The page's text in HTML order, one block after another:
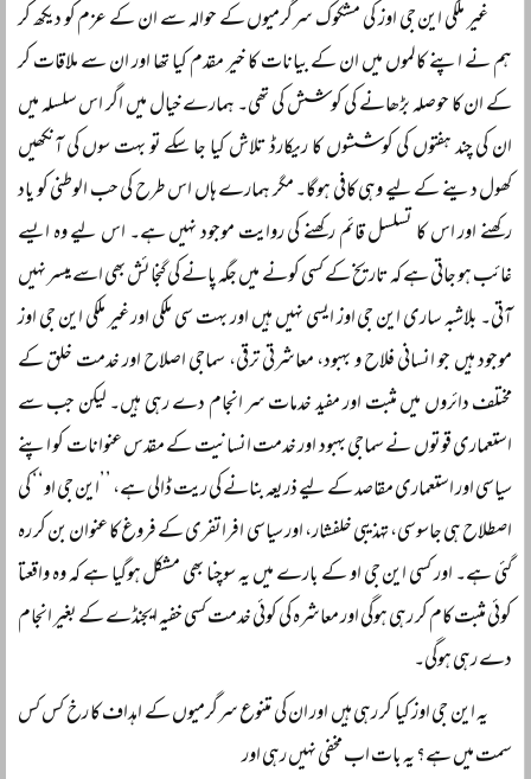
غیر ملکی این جی اوز کی مشکوک سرگرمیوں کے حوالہ سے ان کے عزم کو دیکھ کر
ہم نے اپنے کالموں میں ان کے بیانات کا خیر مقدم کیا تھا اور ان سے ملاقات کر
کے ان کا حوصلہ بڑھانے کی کوشش کی تھی۔ ہمارے خیال میں اگر اس سلسلہ میں
ان کی چند ہفتوں کی کوششوں کا ریکارڈ تلاش کیا جا سکے تو بہت سوں کی آنکھیں
کھول دینے کے لیے وہی کافی ہوگا۔ مگر ہمارے ہاں اس طرح کی حب الوطنی کو یاد
رکھنے اور اس کا تسلسل قائم رکھنے کی روایت موجود نہیں ہے۔ اس لیے وہ ایسے
غائب ہو جاتی ہے کہ تاریخ کے کسی کونے میں جگہ پانے کی گنجائش بھی اسے میسر نہیں
آتی۔ بلاشبہ ساری این جی اوز ایسی نہیں ہیں اور بہت سی ملکی اور غیر ملکی این جی اوز
موجود ہیں جو انسانی فلاح و بہبود، معاشرتی ترقی، سماجی اصلاح اور خدمت خلق کے
مختلف دائروں میں مثبت اور مفید خدمات سر انجام دے رہی ہیں۔ لیکن جب سے
استعماری قوتوں نے سماجی بہبود اور خدمت انسانیت کے مقدس عنوانات کو اپنے
سیاسی اور استعماری مقاصد کے لیے ذریعہ بنانے کی ریت ڈالی ہے، ’’این جی او‘‘ کی
اصطلاح ہی جاسوسی، تہذیبی خلفشار، اور سیاسی افراتفری کے فروغ کا عنوان بن کر رہ
گئی ہے۔ اور کسی این جی او کے بارے میں یہ سوچنا بھی مشکل ہوگیا ہے کہ وہ واقعتا
کوئی مثبت کام کر رہی ہوگی اور معاشرہ کی کوئی خدمت کسی خفیہ ایجنڈے کے بغیر انجام
دے رہی ہوگی۔
یہ این جی اوز کیا کر رہی ہیں اور ان کی متنوع سرگرمیوں کے اہداف کا رخ کس کس
سمت میں ہے؟ یہ بات اب مخفی نہیں رہی اور